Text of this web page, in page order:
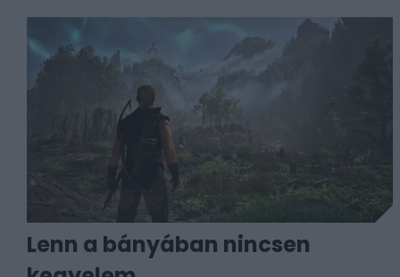
Lenn a bányában nincsen